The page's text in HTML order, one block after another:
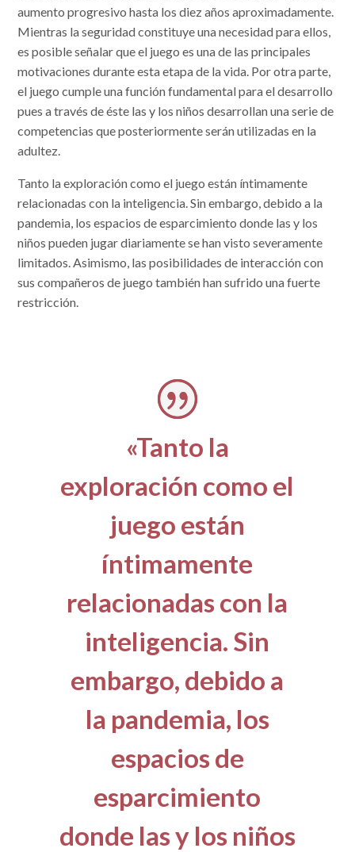
aumento progresivo hasta los diez años aproximadamente.
Mientras la seguridad constituye una necesidad para ellos,
es posible señalar que el juego es una de las principales
motivaciones durante esta etapa de la vida. Por otra parte,
el juego cumple una función fundamental para el desarrollo
pues a través de éste las y los niños desarrollan una serie de
competencias que posteriormente serán utilizadas en la
adultez.
Tanto la exploración como el juego están íntimamente
relacionadas con la inteligencia. Sin embargo, debido a la
pandemia, los espacios de esparcimiento donde las y los
niños pueden jugar diariamente se han visto severamente
limitados. Asimismo, las posibilidades de interacción con
sus compañeros de juego también han sufrido una fuerte
restricción.
«Tanto la
exploración como el
juego están
íntimamente
relacionadas con la
inteligencia. Sin
embargo, debido a
la pandemia, los
espacios de
esparcimiento
donde las y los niños